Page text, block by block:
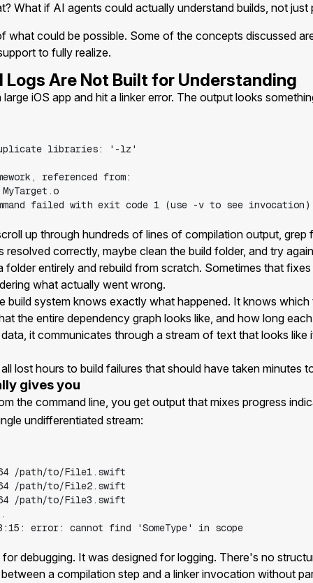
What if AI agents could actually understand builds, not just
what could be possible. Some of the concepts discussed
to fully realize.
Logs Are Not Built for Understanding
iOS app and hit a linker error. The output looks
up through hundreds of lines of compilation output,
resolved correctly, maybe clean the build folder, and try
folder entirely and rebuild from scratch. Sometimes that
what actually went wrong.
build system knows exactly what happened. It knows
the entire dependency graph looks like, and how long
it communicates through a stream of text that looks like
lost hours to build failures that should have taken minutes
gives you
the command line, you get output that mixes progress
undifferentiated stream:
debugging. It was designed for logging. There's no
a compilation step and a linker invocation without